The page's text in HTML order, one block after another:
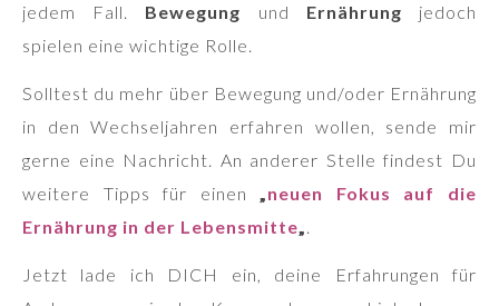
jedem Fall. Bewegung und Ernährung jedoch
spielen eine wichtige Rolle.
Solltest du mehr über Bewegung und/oder Ernährung
in den Wechseljahren erfahren wollen, sende mir
gerne eine Nachricht. An anderer Stelle findest Du
weitere Tipps für einen „neuen Fokus auf die
Ernährung in der Lebensmitte„.
Jetzt lade ich DICH ein, deine Erfahrungen für